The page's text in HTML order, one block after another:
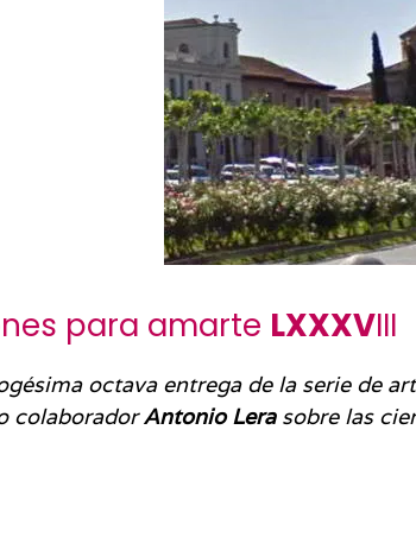
para amarte LXXXVIII
octava entrega de la serie de
colaboradorAntonio Lerasobre las